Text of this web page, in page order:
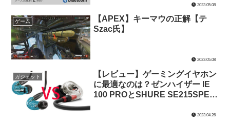
2023.05.08
ゲーム
【APEX】キーマウの正解【テ
Szac氏】
2023.05.08
ガジェット
【レビュー】ゲーミングイヤホン
に最適なのは？ゼンハイザー IE
100 PROとSHURE SE215SPE-A
みた【ゲーミングイヤホン】2023.04.26